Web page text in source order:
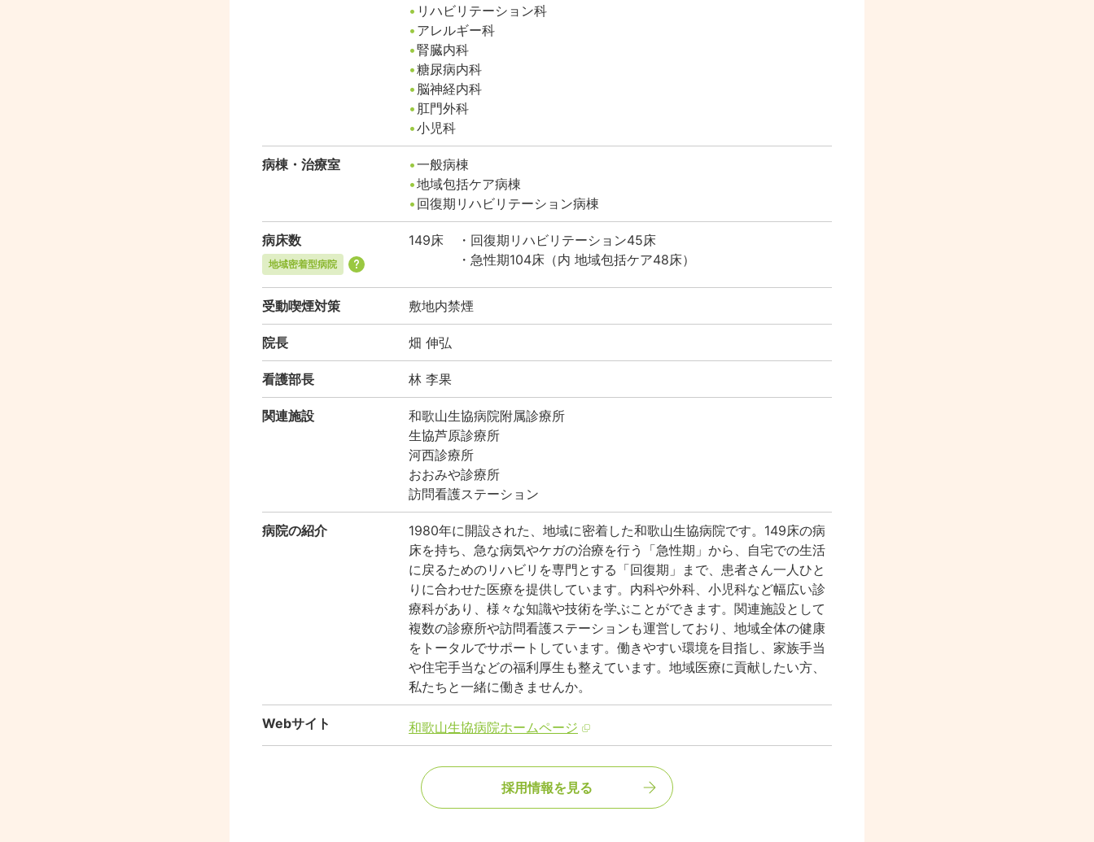
リハビリテーション科
アレルギー科
腎臓内科
糖尿病内科
脳神経内科
肛門外科
小児科
病棟・治療室
一般病棟
地域包括ケア病棟
回復期リハビリテーション病棟
病床数
地域密着型病院
149床
・回復期リハビリテーション45床
・急性期104床（内 地域包括ケア48床）
受動喫煙対策 敷地内禁煙
院長 畑 伸弘
看護部長 林 李果
関連施設
和歌山生協病院附属診療所
生協芦原診療所
河西診療所
おおみや診療所
訪問看護ステーション
病院の紹介
1980年に開設された、地域に密着した和歌山生協病院です。149床の病
床を持ち、急な病気やケガの治療を行う「急性期」から、自宅での生活
に戻るためのリハビリを専門とする「回復期」まで、患者さん一人ひと
りに合わせた医療を提供しています。内科や外科、小児科など幅広い診
療科があり、様々な知識や技術を学ぶことができます。関連施設として
複数の診療所や訪問看護ステーションも運営しており、地域全体の健康
をトータルでサポートしています。働きやすい環境を目指し、家族手当
や住宅手当などの福利厚生も整えています。地域医療に貢献したい方、
私たちと一緒に働きませんか。
Webサイト 和歌山生協病院ホームページ
採用情報を見る